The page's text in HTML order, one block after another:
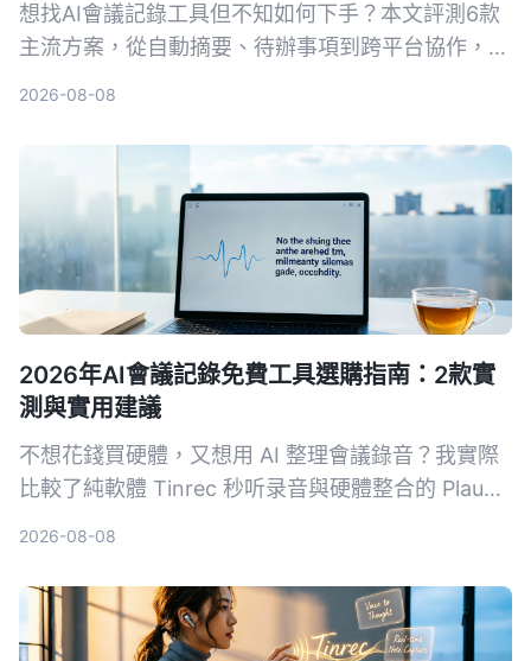
想找AI會議記錄工具但不知如何下手？本文評測6款
主流方案，從自動摘要、待辦事項到跨平台協作，教
2026-08-08
2026年AI會議記錄免費工具選購指南：2款實
測與實用建議
不想花錢買硬體，又想用 AI 整理會議錄音？我實際
比較了純軟體 Tinrec 秒听录音與硬體整合的 Plaud
2026-08-08